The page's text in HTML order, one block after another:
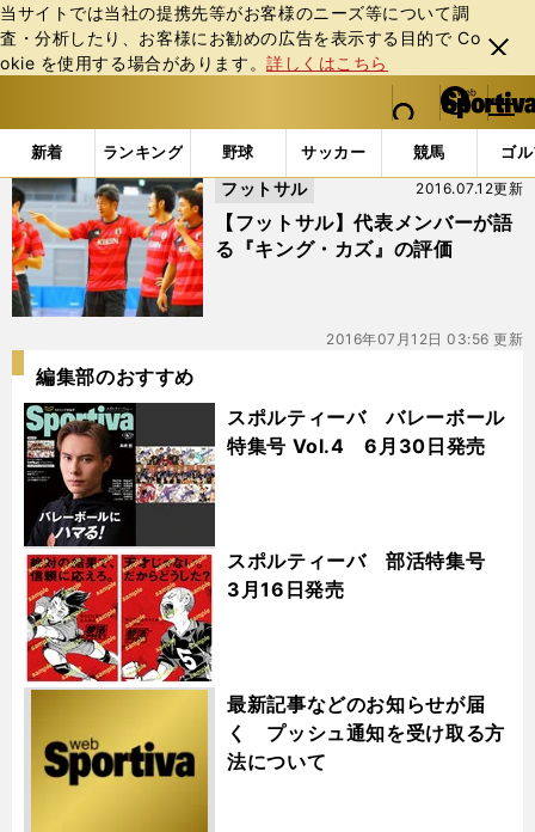
当サイトでは当社の提携先等がお客様のニーズ等について調
査・分析したり、お客様にお勧めの広告を表⽰する⽬的で Co
okie を使⽤する場合があります。詳しくはこちら
閉じ
る
web Sportiva (webスポルティーバ)
検索
マイペ
ー
ジ
メニュ
新着 ランキング 野球 サッカー 競馬 ゴ
b
ス
ポ
ル
テ
ィ
ー
バ
「#小暮賢一郎」の最新ニュース・ 情報
【フットサル】代表メンバーが語
る『キング・カズ』の評価
2016.07.12更新
フットサル
2016年07月12日 03:56 更新
編集部のおすすめ
スポルティーバ バレーボール
特集号 Vol.4 6月30日発売
スポルティーバ 部活特集号
3月16日発売
最新記事などのお知らせが届
く プッシュ通知を受け取る方
法について